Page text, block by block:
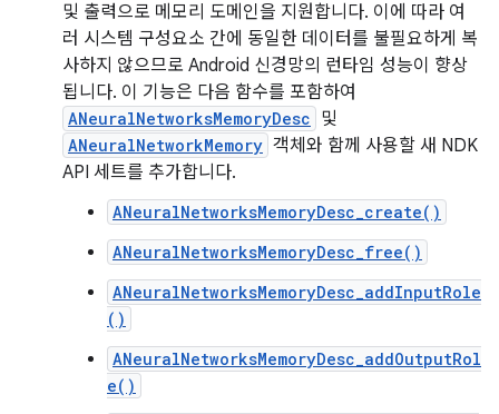
및 출력으로 메모리 도메인을 지원합니다. 이에 따라 여
러 시스템 구성요소 간에 동일한 데이터를 불필요하게 복
사하지 않으므로 Android 신경망의 런타임 성능이 향상
됩니다. 이 기능은 다음 함수를 포함하여
ANeuralNetworksMemoryDesc 및
ANeuralNetworkMemory 객체와 함께 사용할 새 NDK
API 세트를 추가합니다.
ANeuralNetworksMemoryDesc_create()
ANeuralNetworksMemoryDesc_free()
ANeuralNetworksMemoryDesc_addInputRole
()
ANeuralNetworksMemoryDesc_addOutputRol
e()